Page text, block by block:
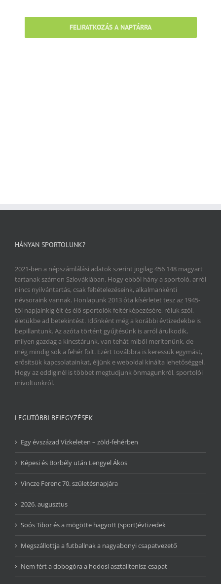
választás
FELIRATKOZÁS A NAPTÁRRA
HÁNYAN SPORTOLUNK?
2021-ben a népszámlálási adatok szerint jogilag 456 148 magyart
tartanak számon Szlovákiában. Hogy ebből hány a sportoló, arról
nincs nyilvántartás, csak feltételezéseink, alkalmankénti
névsoraink vannak. Honlapunk 2013 óta kísérletet tesz az 1945-
től napjainkig élt és élő sportolók feltérképezésére, róluk szól,
életükbe ad betekintést. Időnként még a korábbi évtizedekbe is
bepillantunk. Az azóta történt gyűjtésünk is arról árulkodik,
milyen gazdag a kincstárunk, van tehát miből merítenünk, de
még mindig sok a fehér folt. Ezért továbbra is keressük egymást,
erősítsük kapcsolatainkat, éljünk e weboldal kínálta lehetőséggel.
Hogy az eddiginél is többet megtudjunk önmagunkról, sportolói
mivoltunkról.
LEGUTÓBBI BEJEGYZÉSEK
Egy évszázad Vízkeleten – zöld-fehérben
Képesi és Borbély után Lengyel Ákos
Vincze Ferenc 70. születésnapjára
2026. augusztus
Soós Tibor és a mögötte hagyott (sport)évtizedek
Megszállottja a futballnak a nagyabonyi csapatvezető
Nem fért a dobogóra a hodosi asztalitenisz-csapat